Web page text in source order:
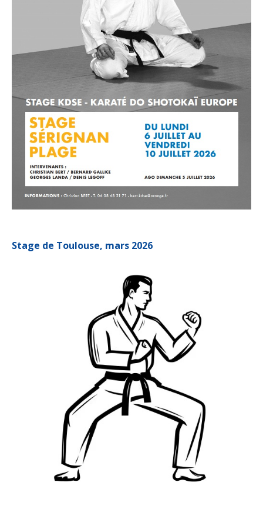
Stage de Toulouse, mars 2026